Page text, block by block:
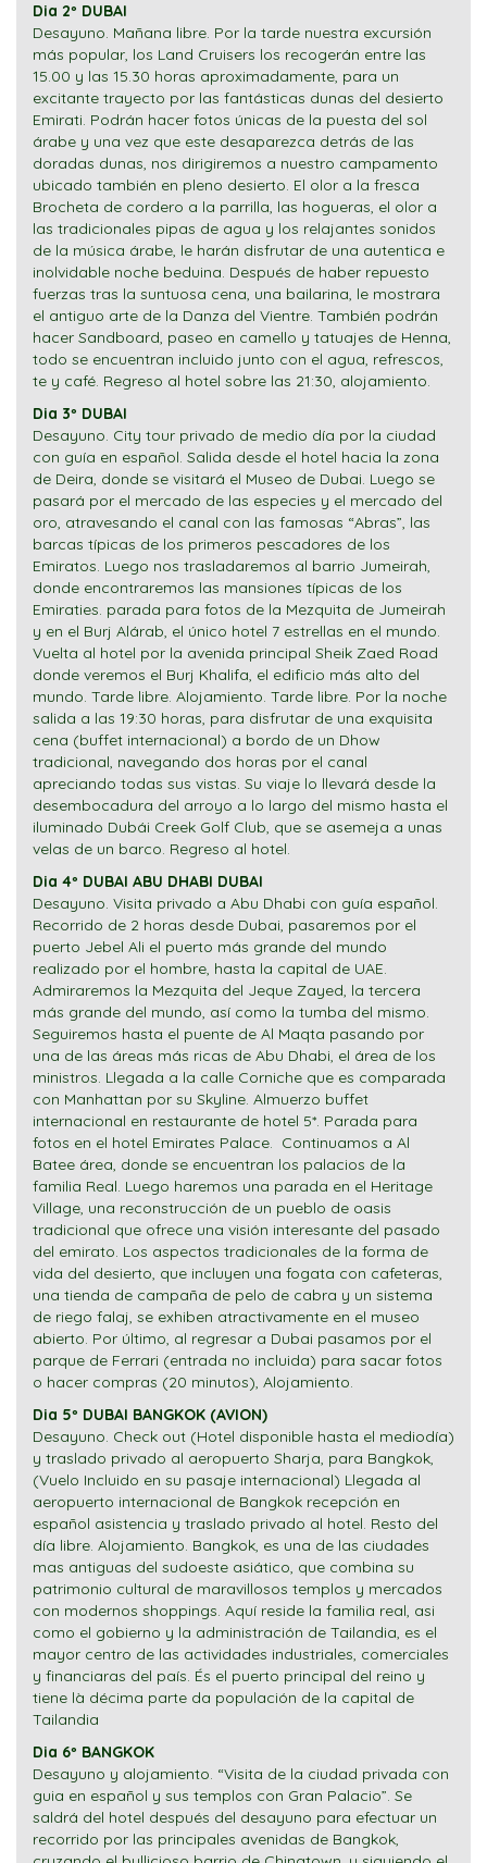
Dia 2º DUBAI
Desayuno. Mañana libre. Por la tarde nuestra excursión
más popular, los Land Cruisers los recogerán entre las
15.00 y las 15.30 horas aproximadamente, para un
excitante trayecto por las fantásticas dunas del desierto
Emirati. Podrán hacer fotos únicas de la puesta del sol
árabe y una vez que este desaparezca detrás de las
doradas dunas, nos dirigiremos a nuestro campamento
ubicado también en pleno desierto. El olor a la fresca
Brocheta de cordero a la parrilla, las hogueras, el olor a
las tradicionales pipas de agua y los relajantes sonidos
de la música árabe, le harán disfrutar de una autentica e
inolvidable noche beduina. Después de haber repuesto
fuerzas tras la suntuosa cena, una bailarina, le mostrara
el antiguo arte de la Danza del Vientre. También podrán
hacer Sandboard, paseo en camello y tatuajes de Henna,
todo se encuentran incluido junto con el agua, refrescos,
te y café. Regreso al hotel sobre las 21:30, alojamiento.
Dia 3º DUBAI
Desayuno. City tour privado de medio día por la ciudad
con guía en español. Salida desde el hotel hacia la zona
de Deira, donde se visitará el Museo de Dubai. Luego se
pasará por el mercado de las especies y el mercado del
oro, atravesando el canal con las famosas “Abras”, las
barcas típicas de los primeros pescadores de los
Emiratos. Luego nos trasladaremos al barrio Jumeirah,
donde encontraremos las mansiones típicas de los
Emiraties. parada para fotos de la Mezquita de Jumeirah
y en el Burj Alárab, el único hotel 7 estrellas en el mundo.
Vuelta al hotel por la avenida principal Sheik Zaed Road
donde veremos el Burj Khalifa, el edificio más alto del
mundo. Tarde libre. Alojamiento. Tarde libre. Por la noche
salida a las 19:30 horas, para disfrutar de una exquisita
cena (buffet internacional) a bordo de un Dhow
tradicional, navegando dos horas por el canal
apreciando todas sus vistas. Su viaje lo llevará desde la
desembocadura del arroyo a lo largo del mismo hasta el
iluminado Dubái Creek Golf Club, que se asemeja a unas
velas de un barco. Regreso al hotel.
Dia 4º DUBAI ABU DHABI DUBAI
Desayuno. Visita privado a Abu Dhabi con guía español.
Recorrido de 2 horas desde Dubai, pasaremos por el
puerto Jebel Ali el puerto más grande del mundo
realizado por el hombre, hasta la capital de UAE.
Admiraremos la Mezquita del Jeque Zayed, la tercera
más grande del mundo, así como la tumba del mismo.
Seguiremos hasta el puente de Al Maqta pasando por
una de las áreas más ricas de Abu Dhabi, el área de los
ministros. Llegada a la calle Corniche que es comparada
con Manhattan por su Skyline. Almuerzo buffet
internacional en restaurante de hotel 5*. Parada para
fotos en el hotel Emirates Palace. Continuamos a Al
Batee área, donde se encuentran los palacios de la
familia Real. Luego haremos una parada en el Heritage
Village, una reconstrucción de un pueblo de oasis
tradicional que ofrece una visión interesante del pasado
del emirato. Los aspectos tradicionales de la forma de
vida del desierto, que incluyen una fogata con cafeteras,
una tienda de campaña de pelo de cabra y un sistema
de riego falaj, se exhiben atractivamente en el museo
abierto. Por último, al regresar a Dubai pasamos por el
parque de Ferrari (entrada no incluida) para sacar fotos
o hacer compras (20 minutos), Alojamiento.
Dia 5º DUBAI BANGKOK (AVION)
Desayuno. Check out (Hotel disponible hasta el mediodía)
y traslado privado al aeropuerto Sharja, para Bangkok,
(Vuelo Incluido en su pasaje internacional) Llegada al
aeropuerto internacional de Bangkok recepción en
español asistencia y traslado privado al hotel. Resto del
día libre. Alojamiento. Bangkok, es una de las ciudades
mas antiguas del sudoeste asiático, que combina su
patrimonio cultural de maravillosos templos y mercados
con modernos shoppings. Aquí reside la familia real, asi
como el gobierno y la administración de Tailandia, es el
mayor centro de las actividades industriales, comerciales
y financiaras del país. És el puerto principal del reino y
tiene là décima parte da populación de la capital de
Tailandia
Dia 6º BANGKOK
Desayuno y alojamiento. “Visita de la ciudad privada con
guia en español y sus templos con Gran Palacio”. Se
saldrá del hotel después del desayuno para efectuar un
recorrido por las principales avenidas de Bangkok,